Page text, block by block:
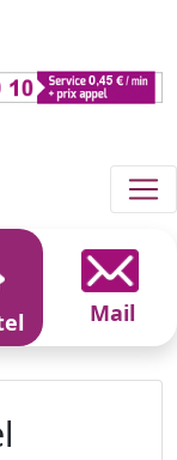
Mail